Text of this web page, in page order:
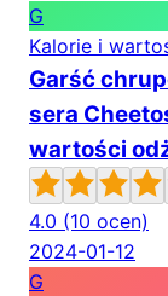
G
Kalorie i
Garść
sera
wartości
4.0 (10 ocen)
2024-01-12
G